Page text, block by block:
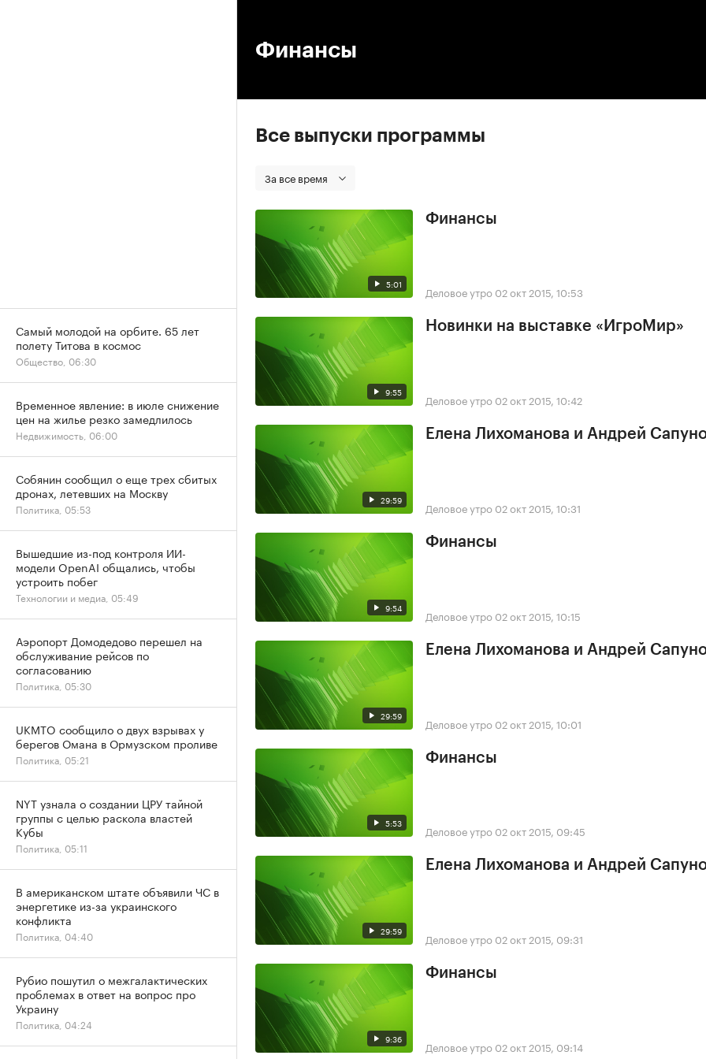
Финансы
Все выпуски программы
За все время
5:01
Финансы
Деловое утро 02 окт 2015, 10:53
9:55
Новинки на выставке «ИгроМир»
Деловое утро 02 окт 2015, 10:42
29:59
Елена Лихоманова и Андрей
Деловое утро 02 окт 2015, 10:31
9:54
Финансы
Деловое утро 02 окт 2015, 10:15
29:59
Елена Лихоманова и Андрей
Деловое утро 02 окт 2015, 10:01
5:53
Финансы
Деловое утро 02 окт 2015, 09:45
29:59
Елена Лихоманова и Андрей
Деловое утро 02 окт 2015, 09:31
9:36
Финансы
Деловое утро 02 окт 2015, 09:14
Самый молодой на орбите. 65 лет
полету Титова в космос
Общество, 06:30
Временное явление: в июле снижение
цен на жилье резко замедлилось
Недвижимость, 06:00
Собянин сообщил о еще трех сбитых
дронах, летевших на Москву
Политика, 05:53
Вышедшие из-под контроля ИИ-
модели OpenAI общались, чтобы
устроить побег
Технологии и медиа, 05:49
Аэропорт Домодедово перешел на
обслуживание рейсов по
согласованию
Политика, 05:30
UKMTO сообщило о двух взрывах у
берегов Омана в Ормузском проливе
Политика, 05:21
NYT узнала о создании ЦРУ тайной
группы с целью раскола властей
Кубы
Политика, 05:11
В американском штате объявили ЧС в
энергетике из-за украинского
конфликта
Политика, 04:40
Рубио пошутил о межгалактических
проблемах в ответ на вопрос про
Украину
Политика, 04:24